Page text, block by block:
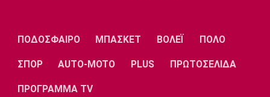
Eurobasket U16: Τζάμπολ στα Ιωάννινα
Μακάμπι Τελ Αβίβ: Ενισχύθηκε με τον
ΠΟΔΟΣΦΑΙΡΟ ΜΠΑΣΚΕΤ ΒΟΛΕΪ ΠΟΛΟ
ΣΠΟΡ AUTO-MOTO PLUS ΠΡΩΤΟΣΕΛΙΔΑ
ΠΡΟΓΡΑΜΜΑ TV